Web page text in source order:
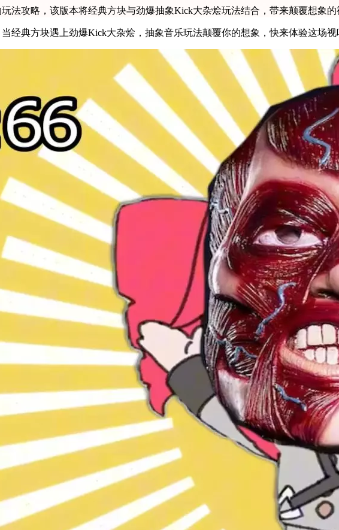
法攻略，该版本将经典方块与劲爆抽象Kick大杂烩玩法结合，带来颠覆想象
经典方块遇上劲爆Kick大杂烩，抽象音乐玩法颠覆你的想象，快来体验这场视